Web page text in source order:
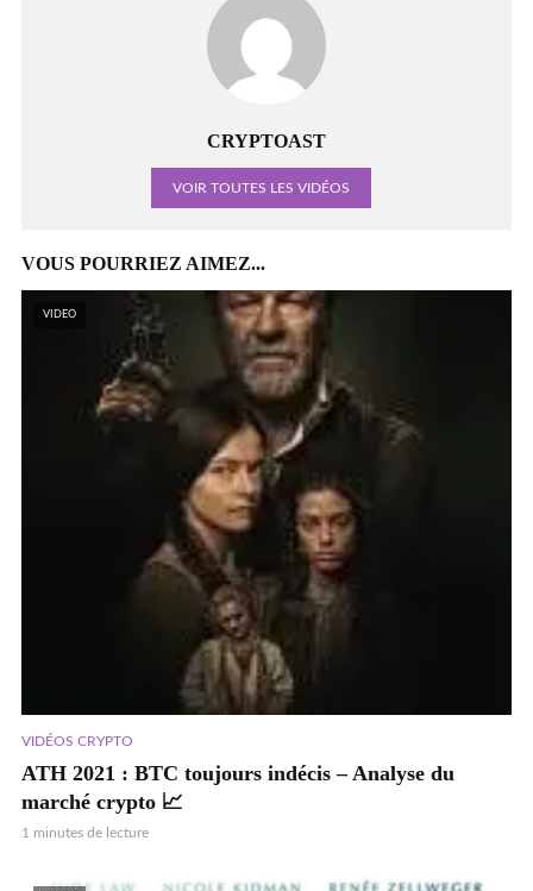
CRYPTOAST
VOIR TOUTES LES VIDÉOS
VOUS POURRIEZ AIMEZ...
VIDEO
VIDÉOS CRYPTO
ATH 2021 : BTC toujours indécis – Analyse du
marché crypto 📈
1 minutes de lecture